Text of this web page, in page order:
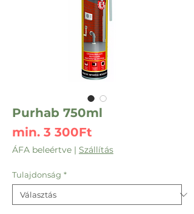
Purhab 750ml
min. 3 300Ft
ár
ÁFA beleértve | Szállítás
Tulajdonság *